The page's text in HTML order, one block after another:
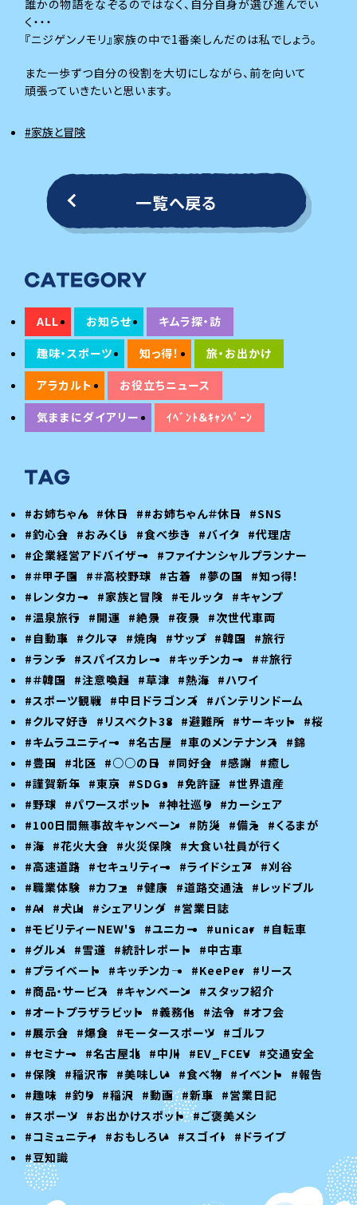
誰かの物語をなぞるのではなく、自分自身が選び進んでい
く・・・
『ニジゲンノモリ』家族の中で1番楽しんだのは私でしょう。
また一歩ずつ自分の役割を大切にしながら、前を向いて
頑張っていきたいと思います。
#家族と冒険
一覧へ戻る
ALL お知らせ
キムラ探・訪
趣味・スポーツ
知っ得！
旅・お出かけ
アラカルト
お役立ちニュース
気ままにダイアリー
ｲﾍﾞﾝﾄ＆ｷｬﾝﾍﾟｰﾝ
#お姉ちゃん #休日 ##お姉ちゃん＃休日
#SNS
#釣心会 #おみくじ #食べ歩き #バイク #代理店
#企業経営アドバイザー
#ファイナンシャルプランナー
#＃甲子園
#＃高校野球 #古着 #夢の国
#知っ得！
#レンタカー
#家族と冒険 #モルック #キャンプ
#温泉旅行
#開運 #絶景 #夜景 #次世代車両
#自動車 #クルマ #焼肉 #サップ #韓国
#旅行
#ランチ #スパイスカレー #キッチンカー
#＃旅行
#＃韓国
#注意喚起 #草津 #熱海 #ハワイ
#スポーツ観戦 #中日ドラゴンズ #バンテリンドーム
#クルマ好き
#リスペクト38 #避難所 #サーキット
#桜
#キムラユニティー
#名古屋 #車のメンテナンス
#錦
#豊田
#北区 #○○の日 #同好会 #感謝 #癒し
#謹賀新年 #東京 #SDGs #免許証 #世界遺産
#野球 #パワースポット #神社巡り #カーシェア
#100日間無事故キャンペーン
#防災 #備え
#くるまが
#海 #花火大会 #火災保険 #大食い社員が行く
#高速道路 #セキュリティー #ライドシェア #刈谷
#職業体験 #カフェ #健康 #道路交通法 #レッドブル
#AI #犬山 #シェアリング #営業日誌
#モビリティーNEW'S
#ユニカー #unicar #自転車
#グルメ #雪道 #統計レポート
#中古車
#プライベート
#キッチンカ― #KeePer #リース
#商品・サービス
#キャンペーン
#スタッフ紹介
#オートプラザラビット
#義務化 #法令 #オフ会
#展示会 #爆食 #モータースポーツ #ゴルフ
#セミナー
#名古屋北 #中川 #EV_FCEV #交通安全
#保険 #稲沢市 #美味しい #食べ物 #イベント
#報告
#趣味 #釣り #稲沢 #動画 #新車 #営業日記
#スポーツ #お出かけスポット #ご褒美メシ
#コミュニティ
#おもしろい #スゴイ！
#ドライブ
#豆知識